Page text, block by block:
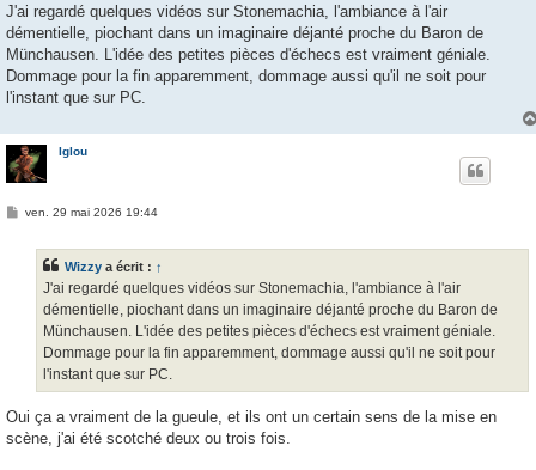
s
a
g
J'ai regardé quelques vidéos sur Stonemachia, l'ambiance à l'air
démentielle, piochant dans un imaginaire déjanté proche du Baron de
Münchausen. L'idée des petites pièces d'échecs est vraiment géniale.
Dommage pour la fin apparemment, dommage aussi qu'il ne soit pour
l'instant que sur PC.
Iglou
Mven. 29 mai 2026 19:44
Wizzy a écrit : ↑
J'ai regardé quelques vidéos sur Stonemachia, l'ambiance à l'air
démentielle, piochant dans un imaginaire déjanté proche du Baron de
Münchausen. L'idée des petites pièces d'échecs est vraiment géniale.
Dommage pour la fin apparemment, dommage aussi qu'il ne soit pour
l'instant que sur PC.
Oui ça a vraiment de la gueule, et ils ont un certain sens de la mise en
scène, j'ai été scotché deux ou trois fois.